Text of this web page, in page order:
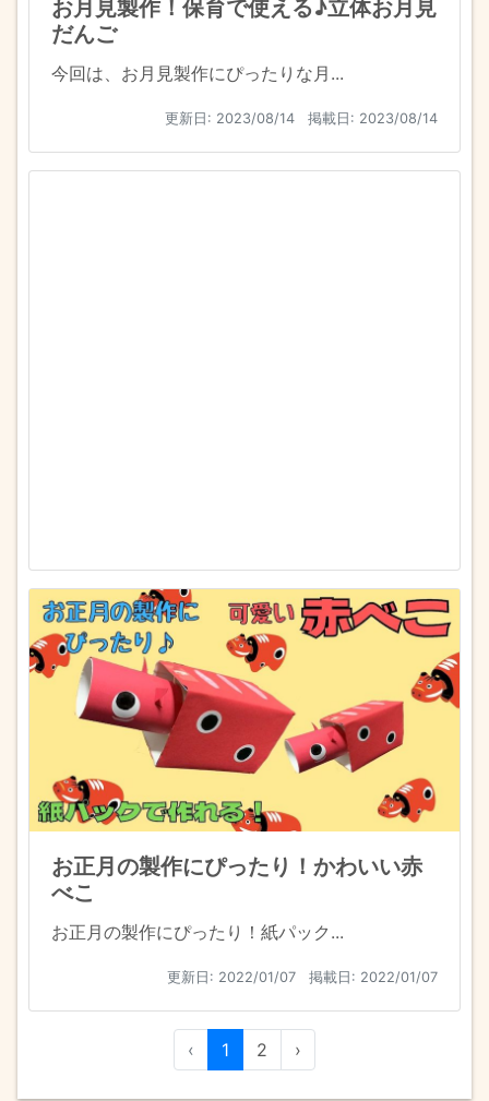
お月見製作！保育で使える♪立体お月見
だんご
今回は、お月見製作にぴったりな月...
更新日: 2023/08/14 掲載日: 2023/08/14
お正月の製作にぴったり！かわいい赤
べこ
お正月の製作にぴったり！紙パック...
更新日: 2022/01/07 掲載日: 2022/01/07
‹ 1 2 ›